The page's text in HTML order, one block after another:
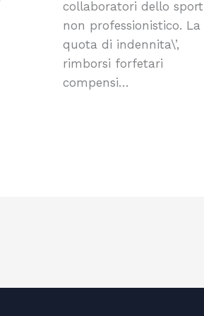
collaboratori dello sport
non professionistico. La
quota di indennita\’,
rimborsi forfetari
compensi…